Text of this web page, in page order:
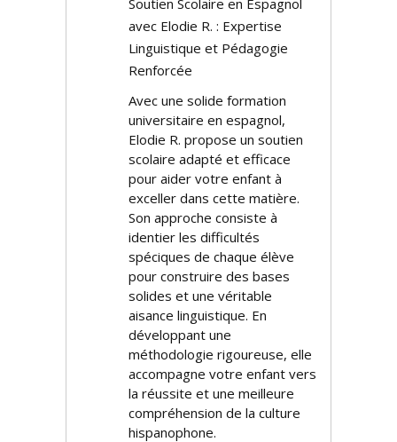
Soutien Scolaire en Espagnol
avec Elodie R. : Expertise
Linguistique et Pédagogie
Renforcée
Avec une solide formation
universitaire en espagnol,
Elodie R. propose un soutien
scolaire adapté et efficace
pour aider votre enfant à
exceller dans cette matière.
Son approche consiste à
identifier les difficultés
spécifiques de chaque élève
pour construire des bases
solides et une véritable
aisance linguistique. En
développant une
méthodologie rigoureuse, elle
accompagne votre enfant vers
la réussite et une meilleure
compréhension de la culture
hispanophone.